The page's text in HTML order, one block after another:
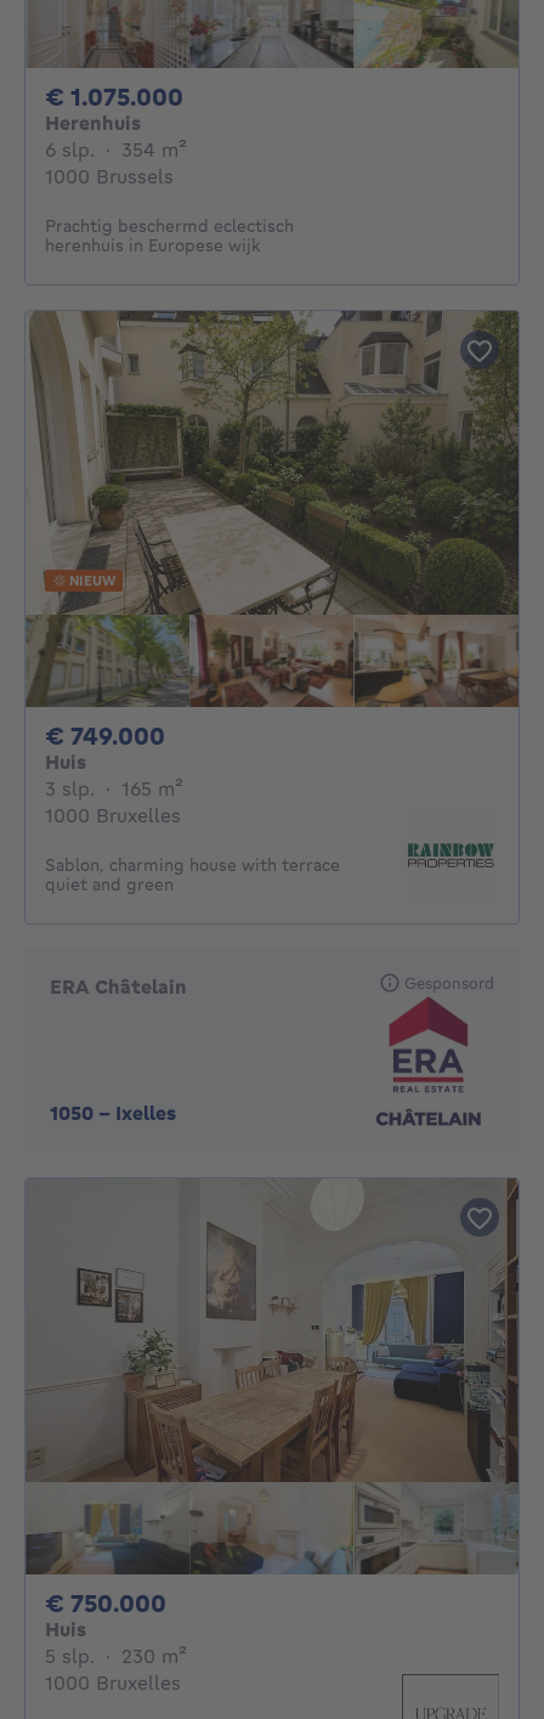
€ 1.075.000
Herenhuis
6 slp. 6 slaapkamers
· 354 m²
1000 Brussels
Prachtig beschermd eclectisch
herenhuis in Europese wijk
NIEUW
€ 749.000
Huis
3 slp. 3 slaapkamers
· 165 m²
1000 Bruxelles
Sablon, charming house with terrace
quiet and green
ERA Châtelain
1050 - Ixelles
Gesponsord
€ 750.000
Huis
5 slp. 5 slaapkamers
· 230 m²
1000 Bruxelles